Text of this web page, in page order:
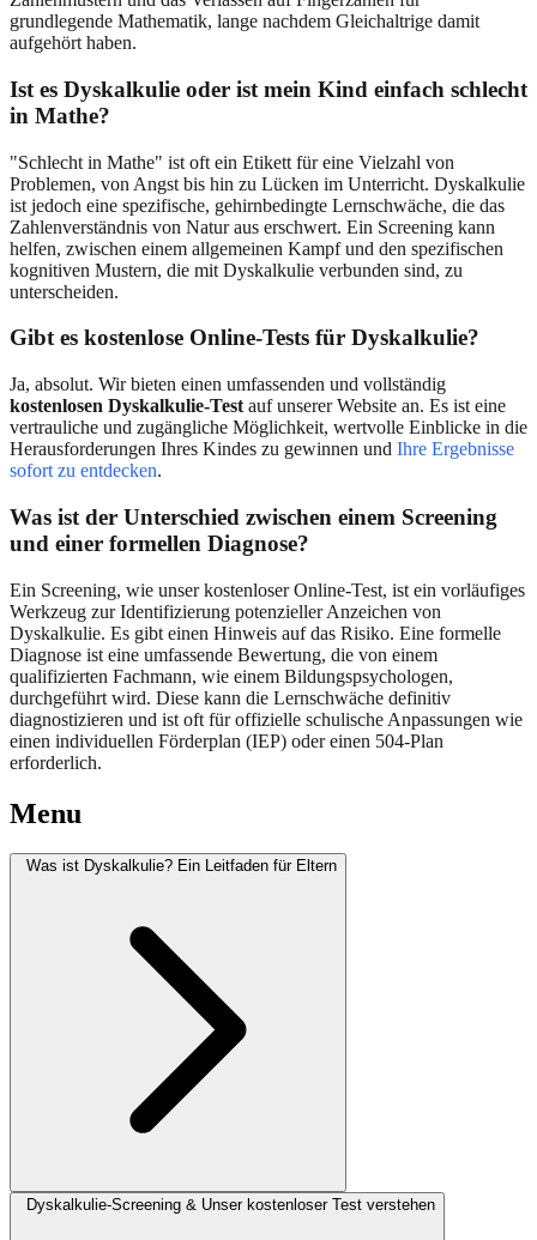
grundlegende Mathematik, lange nachdem Gleichaltrige damit
aufgehört haben.
Ist es Dyskalkulie oder ist mein Kind einfach schlecht
in Mathe?
"Schlecht in Mathe" ist oft ein Etikett für eine Vielzahl von
Problemen, von Angst bis hin zu Lücken im Unterricht. Dyskalkulie
ist jedoch eine spezifische, gehirnbedingte Lernschwäche, die das
Zahlenverständnis von Natur aus erschwert. Ein Screening kann
helfen, zwischen einem allgemeinen Kampf und den spezifischen
kognitiven Mustern, die mit Dyskalkulie verbunden sind, zu
unterscheiden.
Gibt es kostenlose Online-Tests für Dyskalkulie?
Ja, absolut. Wir bieten einen umfassenden und vollständig
kostenlosen Dyskalkulie-Test auf unserer Website an. Es ist eine
vertrauliche und zugängliche Möglichkeit, wertvolle Einblicke in die
Herausforderungen Ihres Kindes zu gewinnen und Ihre Ergebnisse
sofort zu entdecken.
Was ist der Unterschied zwischen einem Screening
und einer formellen Diagnose?
Ein Screening, wie unser kostenloser Online-Test, ist ein vorläufiges
Werkzeug zur Identifizierung potenzieller Anzeichen von
Dyskalkulie. Es gibt einen Hinweis auf das Risiko. Eine formelle
Diagnose ist eine umfassende Bewertung, die von einem
qualifizierten Fachmann, wie einem Bildungspsychologen,
durchgeführt wird. Diese kann die Lernschwäche definitiv
diagnostizieren und ist oft für offizielle schulische Anpassungen wie
einen individuellen Förderplan (IEP) oder einen 504-Plan
erforderlich.
Menu
Was ist Dyskalkulie? Ein Leitfaden für Eltern
Dyskalkulie-Screening & Unser kostenloser Test verstehen